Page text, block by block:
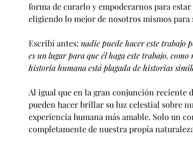
forma de curarlo y empoderarnos para
eligiendo lo mejor de nosotros mismos
Escribí antes: nadie puede hacer este trabajo
es un lugar para que él haga este trabajo,
historia humana está plagada de historias
Al igual que en la gran conjunción reciente
pueden hacer brillar su luz celestial sobre
experiencia humana más amable. Solo un
completamente de nuestra propia